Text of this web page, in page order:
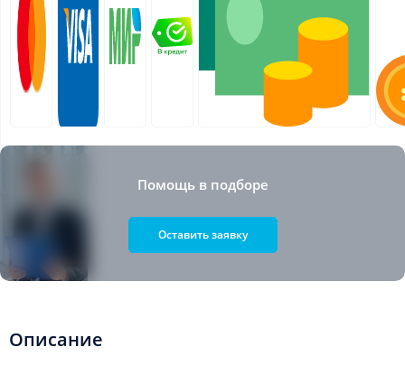
Помощь в подборе
Оставить заявку
Описание